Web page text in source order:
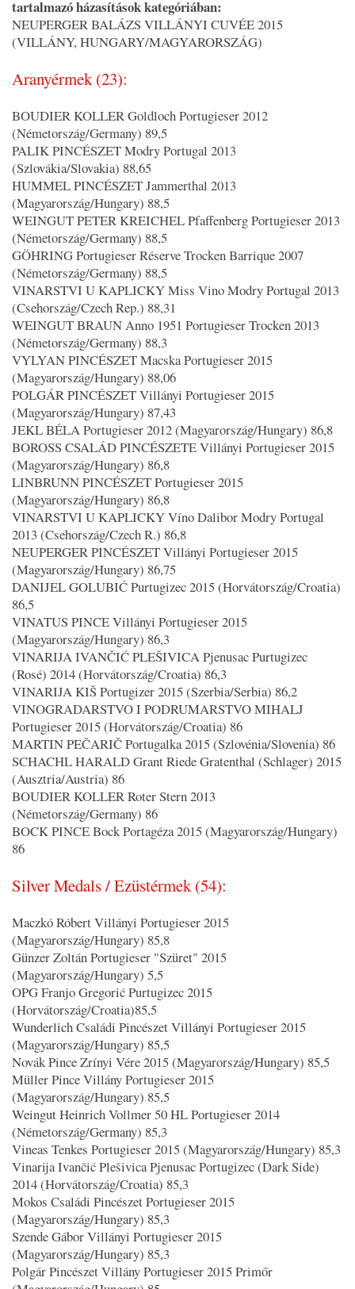
tartalmazó házasítások kategóriában:
NEUPERGER BALÁZS VILLÁNYI CUVÉE 2015
(VILLÁNY, HUNGARY/MAGYARORSZÁG)
Aranyérmek (23):
BOUDIER KOLLER Goldloch Portugieser 2012
(Németország/Germany) 89,5
PALIK PINCÉSZET Modry Portugal 2013
(Szlovákia/Slovakia) 88,65
HUMMEL PINCÉSZET Jammerthal 2013
(Magyarország/Hungary) 88,5
WEINGUT PETER KREICHEL Pfaffenberg Portugieser 2013
(Németország/Germany) 88,5
GÖHRING Portugieser Réserve Trocken Barrique 2007
(Németország/Germany) 88,5
VINARSTVI U KAPLICKY Miss Vino Modry Portugal 2013
(Csehország/Czech Rep.) 88,31
WEINGUT BRAUN Anno 1951 Portugieser Trocken 2013
(Németország/Germany) 88,3
VYLYAN PINCÉSZET Macska Portugieser 2015
(Magyarország/Hungary) 88,06
POLGÁR PINCÉSZET Villányi Portugieser 2015
(Magyarország/Hungary) 87,43
JEKL BÉLA Portugieser 2012 (Magyarország/Hungary) 86,8
BOROSS CSALÁD PINCÉSZETE Villányi Portugieser 2015
(Magyarország/Hungary) 86,8
LINBRUNN PINCÉSZET Portugieser 2015
(Magyarország/Hungary) 86,8
VINARSTVI U KAPLICKY Víno Dalibor Modry Portugal
2013 (Csehország/Czech R.) 86,8
NEUPERGER PINCÉSZET Villányi Portugieser 2015
(Magyarország/Hungary) 86,75
DANIJEL GOLUBIĆ Purtugizec 2015 (Horvátország/Croatia)
86,5
VINATUS PINCE Villányi Portugieser 2015
(Magyarország/Hungary) 86,3
VINARIJA IVANČIĆ PLEŠIVICA Pjenusac Purtugizec
(Rosé) 2014 (Horvátország/Croatia) 86,3
VINARIJA KIŠ Portugizer 2015 (Szerbia/Serbia) 86,2
VINOGRADARSTVO I PODRUMARSTVO MIHALJ
Portugieser 2015 (Horvátország/Croatia) 86
MARTIN PEČARIČ Portugalka 2015 (Szlovénia/Slovenia) 86
SCHACHL HARALD Grant Riede Gratenthal (Schlager) 2015
(Ausztria/Austria) 86
BOUDIER KOLLER Roter Stern 2013
(Németország/Germany) 86
BOCK PINCE Bock Portagéza 2015 (Magyarország/Hungary)
86
Silver Medals / Ezüstérmek (54):
Maczkó Róbert Villányi Portugieser 2015
(Magyarország/Hungary) 85,8
Günzer Zoltán Portugieser "Szüret" 2015
(Magyarország/Hungary) 5,5
OPG Franjo Gregorić Purtugizec 2015
(Horvátország/Croatia)85,5
Wunderlich Családi Pincészet Villányi Portugieser 2015
(Magyarország/Hungary) 85,5
Novák Pince Zrínyi Vére 2015 (Magyarország/Hungary) 85,5
Müller Pince Villány Portugieser 2015
(Magyarország/Hungary) 85,5
Weingut Heinrich Vollmer 50 HL Portugieser 2014
(Németország/Germany) 85,3
Vineas Tenkes Portugieser 2015 (Magyarország/Hungary) 85,3
Vinarija Ivančić Plešivica Pjenusac Portugizec (Dark Side)
2014 (Horvátország/Croatia) 85,3
Mokos Családi Pincészet Portugieser 2015
(Magyarország/Hungary) 85,3
Szende Gábor Villányi Portugieser 2015
(Magyarország/Hungary) 85,3
Polgár Pincészet Villány Portugieser 2015 Primőr